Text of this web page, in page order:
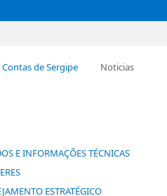
de Sergipe Noticias
E INFORMAÇÕES TÉCNICAS
ESTRATÉGICO